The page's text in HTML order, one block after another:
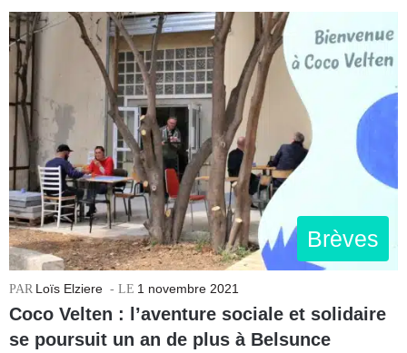
Brèves
Loïs Elziere 1 novembre 2021
Coco Velten : l’aventure sociale et solidaire
se poursuit un an de plus à Belsunce